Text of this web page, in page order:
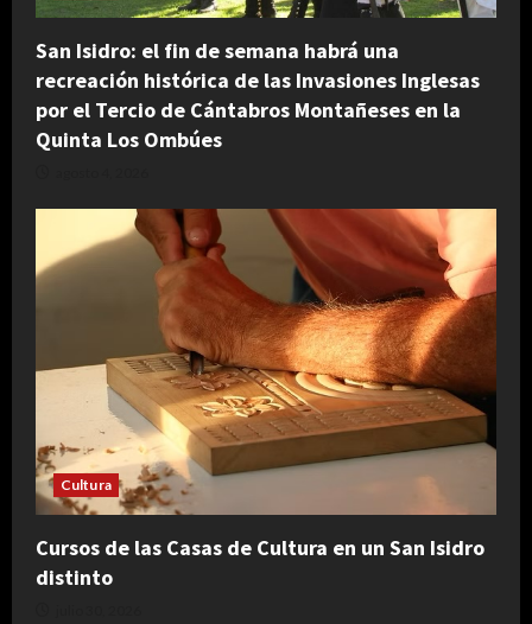
San Isidro: el fin de semana habrá una
recreación histórica de las Invasiones Inglesas
por el Tercio de Cántabros Montañeses en la
Quinta Los Ombúes
Cultura
Cursos de las Casas de Cultura en un San Isidro
distinto